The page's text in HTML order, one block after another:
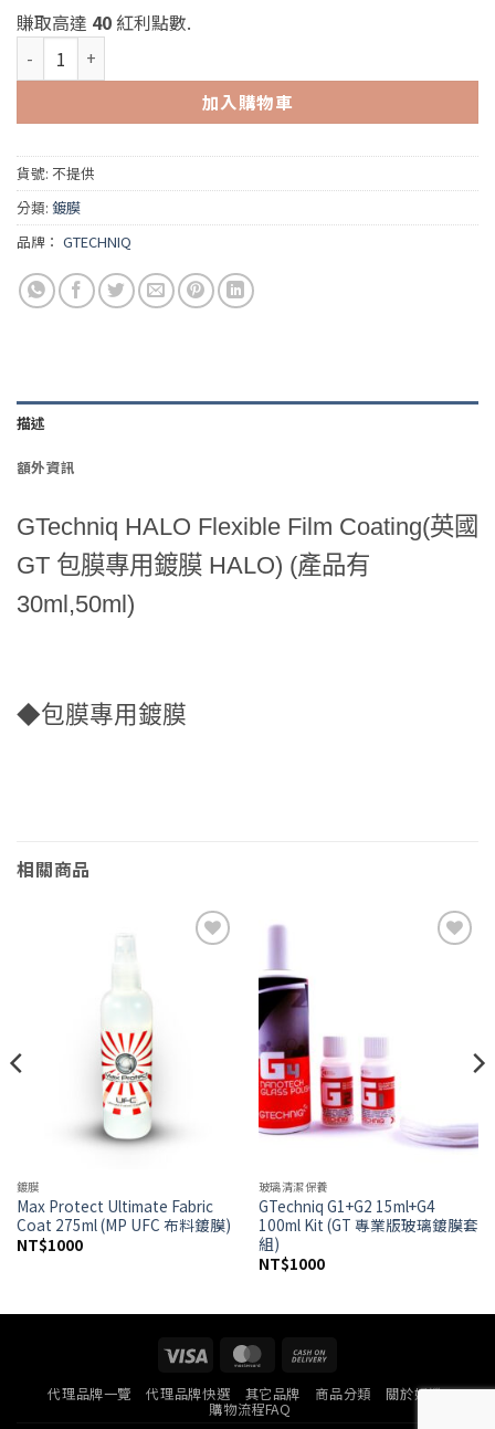
賺取高達 40紅利點數.
GTechniq HALO Flexible Film Coating (英國GT 包膜專用鍍膜
加入購物車
貨號: 不提供
分類: 鍍膜
品牌： GTECHNIQ
描述
額外資訊
GTechniq HALO Flexible Film Coating(英國
GT 包膜專用鍍膜 HALO) (產品有
30ml,50ml)
◆包膜專用鍍膜
相關商品
鍍膜
Max Protect Ultimate Fabric
Coat 275ml (MP UFC 布料鍍膜)
NT$1000
玻璃清潔保養
GTechniq G1+G2 15ml+G4
100ml Kit (GT 專業版玻璃鍍膜套
組)
NT$1000
Visa MasterCard
Delivery
代理品牌一覽 代理品牌快選 其它品牌 商品分類 關於好蠟
購物流程FAQ